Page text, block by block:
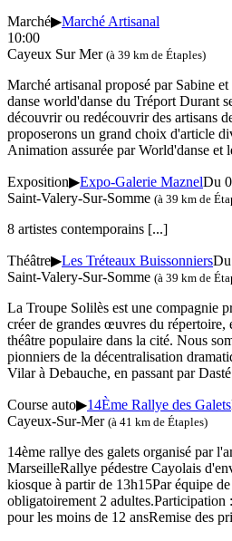
Marché▶Marché Artisanal
10:00
Cayeux Sur Mer (à 39 km de Étaples)
Marché artisanal proposé par Sabine
danse world'danse du Tréport Durant
découvrir ou redécouvrir des artisans
proposerons un grand choix d'article
Animation assurée par World'danse et
Exposition▶Expo-Galerie MaznelDu
Saint-Valery-Sur-Somme (à 39 km de
8 artistes contemporains [...]
Théâtre▶Les Tréteaux Buissonniers
Saint-Valery-Sur-Somme (à 39 km de
La Troupe Solilès est une compagnie
créer de grandes œuvres du répertoire,
théâtre populaire dans la cité. Nous
pionniers de la décentralisation
Vilar à Debauche, en passant par Dasté
Course auto▶14Ème Rallye des Galets
Cayeux-Sur-Mer (à 41 km de Étaples)
14ème rallye des galets organisé par
MarseilleRallye pédestre Cayolais
kiosque à partir de 13h15Par équipe
obligatoirement 2 adultes.Participation
pour les moins de 12 ansRemise des